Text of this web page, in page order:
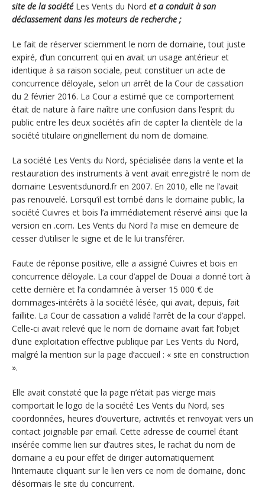
site de la société Les Vents du Nord et a conduit à son
déclassement dans les moteurs de recherche ;
Le fait de réserver sciemment le nom de domaine, tout juste
expiré, d’un concurrent qui en avait un usage antérieur et
identique à sa raison sociale, peut constituer un acte de
concurrence déloyale, selon un arrêt de la Cour de cassation
du 2 février 2016. La Cour a estimé que ce comportement
était de nature à faire naître une confusion dans l’esprit du
public entre les deux sociétés afin de capter la clientèle de la
société titulaire originellement du nom de domaine.
La société Les Vents du Nord, spécialisée dans la vente et la
restauration des instruments à vent avait enregistré le nom de
domaine Lesventsdunord.fr en 2007. En 2010, elle ne l’avait
pas renouvelé. Lorsqu’il est tombé dans le domaine public, la
société Cuivres et bois l’a immédiatement réservé ainsi que la
version en .com. Les Vents du Nord l’a mise en demeure de
cesser d’utiliser le signe et de le lui transférer.
Faute de réponse positive, elle a assigné Cuivres et bois en
concurrence déloyale. La cour d’appel de Douai a donné tort à
cette dernière et l’a condamnée à verser 15 000 € de
dommages-intérêts à la société lésée, qui avait, depuis, fait
faillite. La Cour de cassation a validé l’arrêt de la cour d’appel.
Celle-ci avait relevé que le nom de domaine avait fait l’objet
d’une exploitation effective publique par Les Vents du Nord,
malgré la mention sur la page d’accueil : « site en construction
».
Elle avait constaté que la page n’était pas vierge mais
comportait le logo de la société Les Vents du Nord, ses
coordonnées, heures d’ouverture, activités et renvoyait vers un
contact joignable par email. Cette adresse de courriel étant
insérée comme lien sur d’autres sites, le rachat du nom de
domaine a eu pour effet de diriger automatiquement
l’internaute cliquant sur le lien vers ce nom de domaine, donc
désormais le site du concurrent.